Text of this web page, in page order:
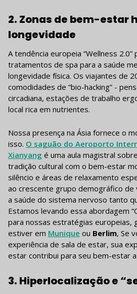
2. Zonas de bem-estar
longevidade
A tendência europeia “Wellness
tratamentos de spa para a saúde
longevidade física. Os viajantes de
comodidades de “bio-hacking” -
circadiana, estações de trabalho
local rica em nutrientes.
Nossa presença na Ásia fornece o
isso. O saguão do Aeroporto
Xianyang é uma aula magistral
tradição cultural com o bem-estar
silêncio e áreas de relaxamento
ao crescente grupo demográfico de
a saúde do sistema nervoso tanto
Estamos levando essa abordagem
para nossas estratégias europeias,
estiver em Munique ou Berlim, Se
experiência de sala de estar, sua
estar contribui para seu bem-estar
3. Hiperlocalização e